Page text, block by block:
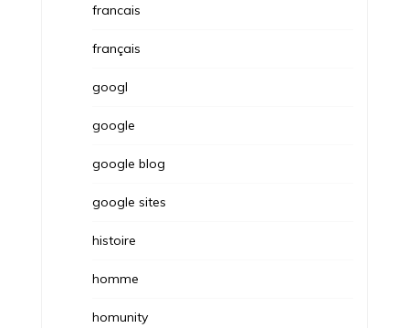
francais
français
googl
google
google blog
google sites
histoire
homme
homunity